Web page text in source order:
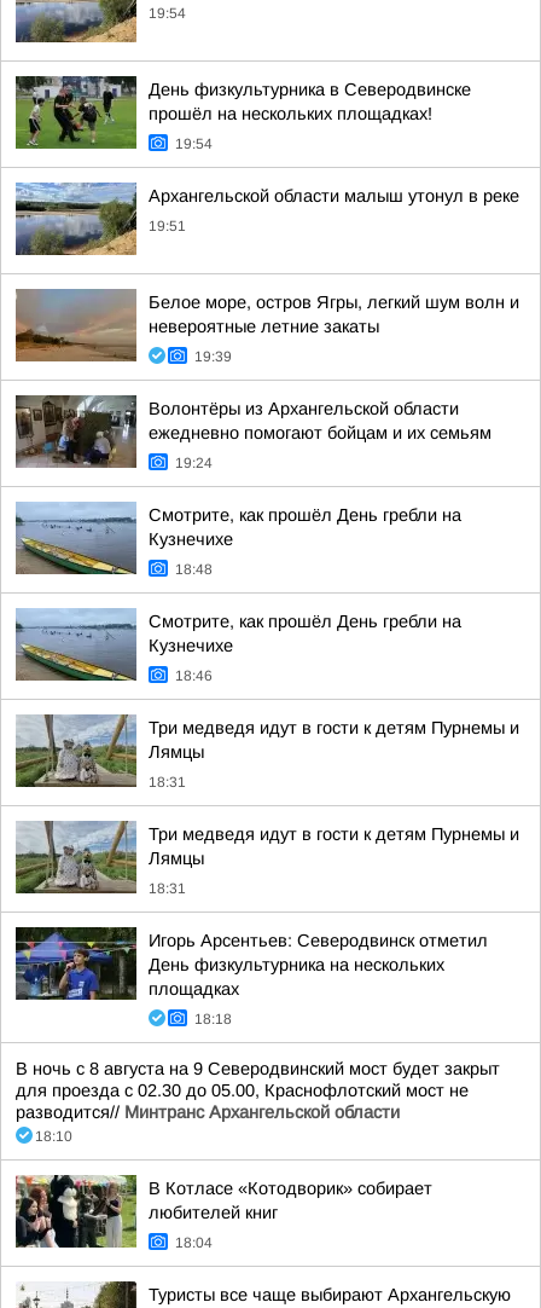
19:54
День физкультурника в Северодвинске
прошёл на нескольких площадках!
19:54
Архангельской области малыш утонул в реке
19:51
Белое море, остров Ягры, легкий шум волн и
невероятные летние закаты
19:39
Волонтёры из Архангельской области
ежедневно помогают бойцам и их семьям
19:24
Смотрите, как прошёл День гребли на
Кузнечихе
18:48
Смотрите, как прошёл День гребли на
Кузнечихе
18:46
Три медведя идут в гости к детям Пурнемы и
Лямцы
18:31
Три медведя идут в гости к детям Пурнемы и
Лямцы
18:31
Игорь Арсентьев: Северодвинск отметил
День физкультурника на нескольких
площадках
18:18
В ночь с 8 августа на 9 Северодвинский мост будет закрыт
для проезда с 02.30 до 05.00, Краснофлотский мост не
разводится// Минтранс Архангельской области
18:10
В Котласе «Котодворик» собирает
любителей книг
18:04
Туристы все чаще выбирают Архангельскую